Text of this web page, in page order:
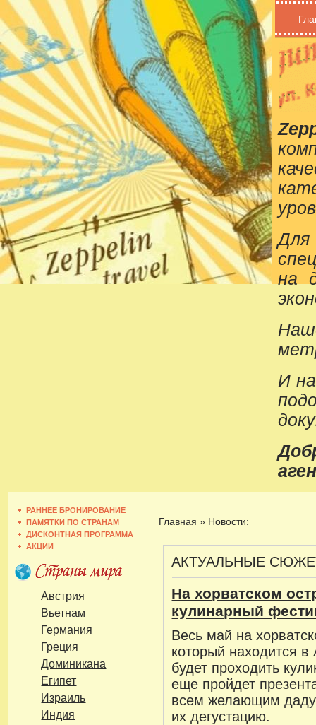
на
И
РАННЕЕ БРОНИРОВАНИЕ
ПАМЯТКИ ПО СТРАНАМ
ДИСКОНТНАЯ ПРОГРАММА
АКЦИИ
Австрия
Вьетнам
Германия
Греция
Доминикана
Египет
Израиль
Индия
Главная » Новости:
АКТУАЛЬНЫЕ
На хорватском
кулинарный
Весь май на
который находится
будет проходить
еще пройдет
всем желающим
их дегустацию.